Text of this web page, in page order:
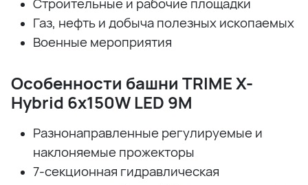
Газ, нефть и добыча полезных ископаемых
Военные мероприятия
Особенности башни TRIME X-
Hybrid 6x150W LED 9M
Разнонаправленные регулируемые и
наклоняемые прожекторы
7-секционная гидравлическая